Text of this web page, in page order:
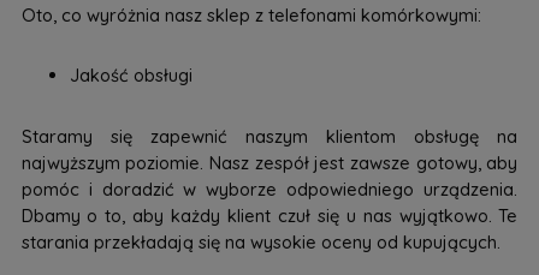
Oto, co wyróżnia nasz sklep z telefonami komórkowymi:
Jakość obsługi
Staramy się zapewnić naszym klientom obsługę na
najwyższym poziomie. Nasz zespół jest zawsze gotowy, aby
pomóc i doradzić w wyborze odpowiedniego urządzenia.
Dbamy o to, aby każdy klient czuł się u nas wyjątkowo. Te
starania przekładają się na wysokie oceny od kupujących.